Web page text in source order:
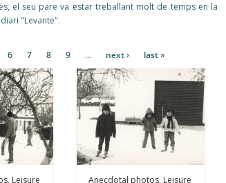
el seu pare va estar treballant molt de temps en la
"Levante".
6 7 8 9 … next › last »
Leisure
Anecdotal photos, Leisure